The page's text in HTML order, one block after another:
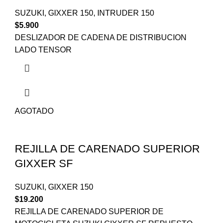
SUZUKI , GIXXER 150,
INTRUDER 150
$5.900
DESLIZADOR DE CADENA DE DISTRIBUCION
LADO TENSOR
AGOTADO
REJILLA DE CARENADO SUPERIOR
GIXXER SF
SUZUKI , GIXXER 150
$19.200
REJILLA DE CARENADO SUPERIOR DE